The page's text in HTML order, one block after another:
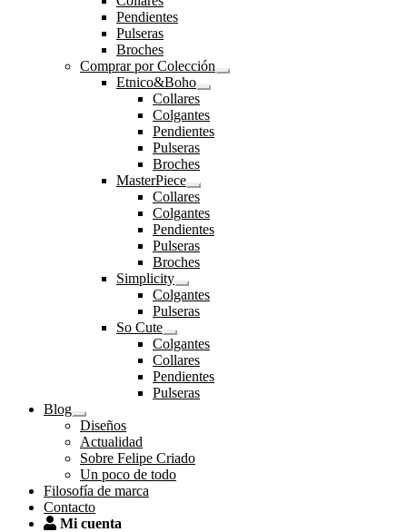
hijo
Pendientes
Pulseras
Broches
Comprar por Colección
Expandir
Etnico&Boho
Expandir
menú
hijo
Collares
Colgantes
Pendientes
Pulseras
Broches
MasterPiece
Expandir
el
menú
hijo
Collares
Colgantes
Pendientes
Pulseras
Broches
Simplicity
Expandir
el
menú
Colgantes
Pulseras
So Cute
Expandir
el
menú
hijo
Colgantes
Collares
Pendientes
Pulseras
Blog
Expandir
el
menú
hijo
Diseños
Actualidad
Sobre Felipe Criado
Un poco de todo
Filosofía de marca
Contacto
Mi cuenta